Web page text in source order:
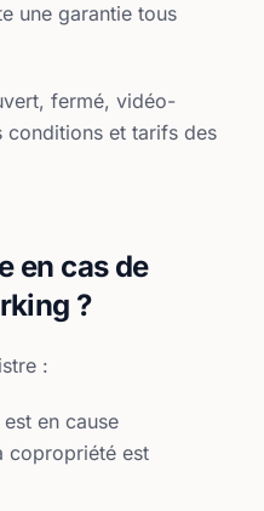
une garantie tous
fermé, vidéo-
conditions et tarifs des
en cas de
?
:
en cause
copropriété est